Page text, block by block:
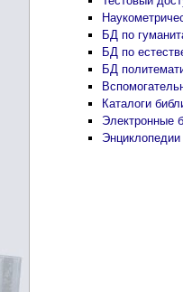
БД по
БД по
БД
Каталоги
Электронные